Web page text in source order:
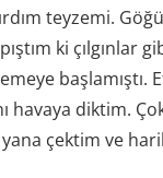
teyzemi.
ki çılgınlar
başlamıştı.
havaya diktim.
çektim ve